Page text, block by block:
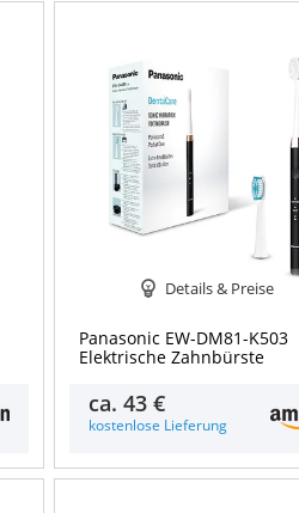
Details & Preise
Panasonic EW-DM81-K503
Elektrische Zahnbürste
ca.43 €
kostenlose Lieferung